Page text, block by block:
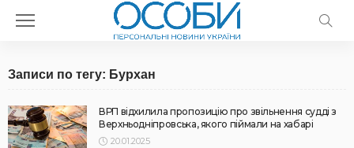
Записи по тегу: Бурхан
ВРП відхилила пропозицію про звільнення судді з
Верхньодніпровська, якого піймали на хабарі
20.01.2025